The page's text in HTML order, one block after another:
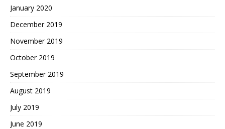
January 2020
December 2019
November 2019
October 2019
September 2019
August 2019
July 2019
June 2019